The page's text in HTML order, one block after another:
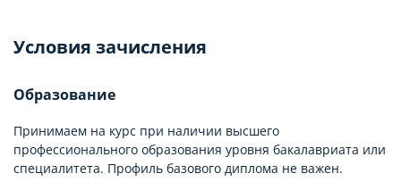
Условия зачисления
Образование
Принимаем на курс при наличии высшего
профессионального образования уровня бакалавриата или
специалитета. Профиль базового диплома не важен.